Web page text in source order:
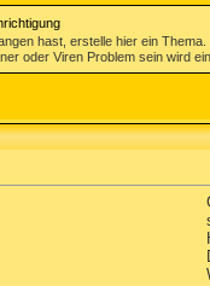
hast, erstelle hier ein
oder Viren Problem sein wird